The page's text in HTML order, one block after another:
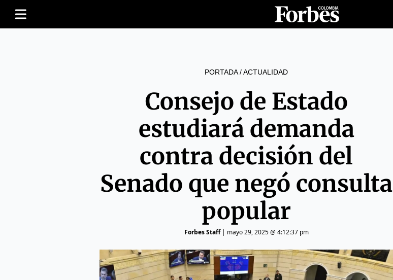
PORTADA/ACTUALIDAD
Consejo de Estado
estudiará demanda
contra decisión del
Senado que negó consulta
popular
Forbes Staff| mayo 29, 2025 @ 4:12:37 pm